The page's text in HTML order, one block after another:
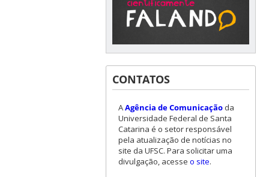
CONTATOS
AAgência de Comunicaçãoda
Universidade Federal de Santa
Catarina é o setor responsável
pela atualização de notícias no
site da UFSC. Para solicitar uma
divulgação, acesse o site.